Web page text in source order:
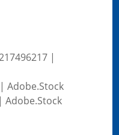
|
Adobe.Stock